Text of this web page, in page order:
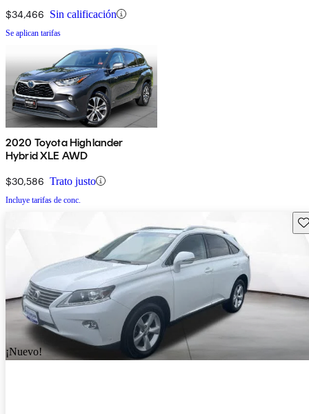
$34,466 Sin calificación
Se aplican tarifas
2020 Toyota Highlander
Hybrid XLE AWD
$30,586 Trato justo
Incluye tarifas de conc.
¡Nuevo!